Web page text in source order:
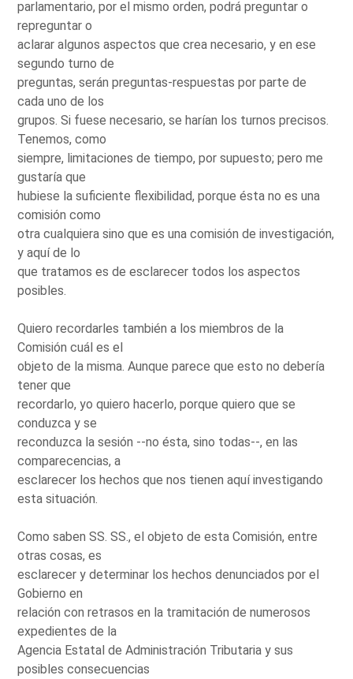
parlamentario, por el mismo orden, podrá preguntar o
repreguntar o
aclarar algunos aspectos que crea necesario, y en ese
segundo turno de
preguntas, serán preguntas-respuestas por parte de
cada uno de los
grupos. Si fuese necesario, se harían los turnos precisos.
Tenemos, como
siempre, limitaciones de tiempo, por supuesto; pero me
gustaría que
hubiese la suficiente flexibilidad, porque ésta no es una
comisión como
otra cualquiera sino que es una comisión de investigación,
y aquí de lo
que tratamos es de esclarecer todos los aspectos
posibles.
Quiero recordarles también a los miembros de la
Comisión cuál es el
objeto de la misma. Aunque parece que esto no debería
tener que
recordarlo, yo quiero hacerlo, porque quiero que se
conduzca y se
reconduzca la sesión --no ésta, sino todas--, en las
comparecencias, a
esclarecer los hechos que nos tienen aquí investigando
esta situación.
Como saben SS. SS., el objeto de esta Comisión, entre
otras cosas, es
esclarecer y determinar los hechos denunciados por el
Gobierno en
relación con retrasos en la tramitación de numerosos
expedientes de la
Agencia Estatal de Administración Tributaria y sus
posibles consecuencias